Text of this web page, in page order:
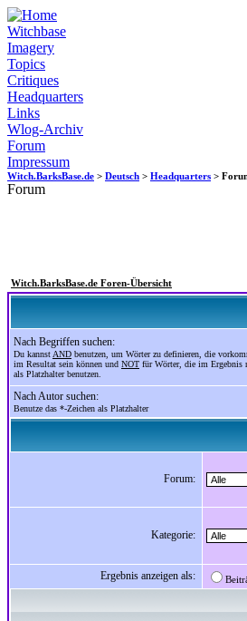
Witchbase
Imagery
Topics
Critiques
Headquarters
Links
Wlog-Archiv
Forum
Impressum
Witch.BarksBase.de > Deutsch > Headquarters >
Forum
Witch.BarksBase.de Foren-Übersicht
Nach Begriffen suchen:
Du kannst AND benutzen, um Wörter zu definieren, die
im Resultat sein können und NOT für Wörter, die im Ergebnis
als Platzhalter benutzen.
Nach Autor suchen:
Benutze das *-Zeichen als Platzhalter
Forum:
Kategorie:
Ergebnis anzeigen als: